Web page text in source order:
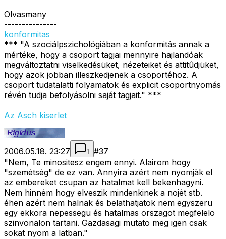
Olvasmany
---------------
konformitas
*** "A szociálpszichológiában a konformitás annak a
mértéke, hogy a csoport tagjai mennyire hajlandóak
megváltoztatni viselkedésüket, nézeteiket és attitûdjüket,
hogy azok jobban illeszkedjenek a csoportéhoz. A
csoport tudatalatti folyamatok és explicit csoportnyomás
révén tudja befolyásolni saját tagjait." ***
Az Asch kiserlet
2006.05.18. 23:27 1 #37
"Nem, Te minositesz engem ennyi. Alairom hogy
"szemétség" de ez van. Annyira azért nem nyomjàk el
az embereket csupan az hatalmat kell bekenhagyni.
Nem hinném hogy elveszik mindenkinek a nojét stb.
éhen azért nem halnak és belathatjatok nem egyszeru
egy ekkora nepessegu és hatalmas orszagot megfelelo
szinvonalon tartani. Gazdasagi mutato meg igen csak
sokat nyom a latban."